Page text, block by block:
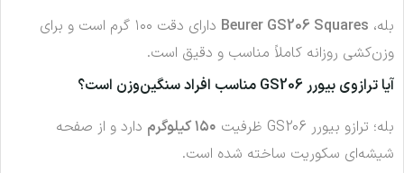
بله، Beurer GS206 Squares
دارای دقت ۱۰۰ گرم است و برای
وزن‌کشی روزانه کاملاً مناسب و دقیق است.
آیا ترازوی بیورر GS206 مناسب افراد سنگین‌وزن است؟
بله؛ ترازو بیورر GS206 ظرفیت
۱۵۰ کیلوگرم
دارد و از صفحه
شیشه‌ای سکوریت ساخته شده است.